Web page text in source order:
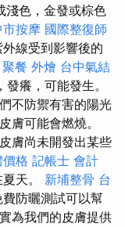
淺色，金發或棕色
市按摩 國際整復師
線受到影響後的
聚餐 外燴 台中氣結
癢，可能發生。
不防禦有害的陽光
膚可能會燃燒。
膚尚未開發出某些
格 記帳士 會計
天。 新埔整骨 台
防曬測試可以幫
為我們的皮膚提供